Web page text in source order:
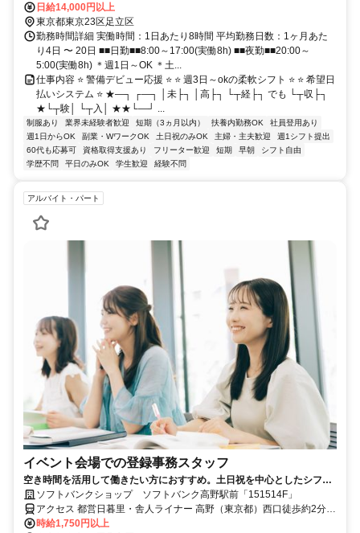
日給14,000円以上
東京都東京23区足立区
勤務時間詳細 実働時間：1日あたり8時間 平均勤務日数：1ヶ月あた
り4日 〜 20日 ■■日勤■■8:00～17:00(実働8h) ■■夜勤■■20:00～
5:00(実働8h) ＊週1日～OK ＊土...
仕事内容 ⭐ 警備デビュー応援 ⭐ ⭐ 週3日～okの柔軟シフト ⭐ ⭐ 希望日
払いシステム ⭐ ★―┐ ┌―┐ │未├┐ │高├┐ └┬経├┐ でも └┬収├┐
★└┬験│ └┬入│ ★★└―┘ ...
制服あり 業界未経験者歓迎 短期（3ヵ月以内） 扶養内勤務OK
社員登用あり
週1日からOK
副業・WワークOK 土日祝のみOK 主婦・主夫歓迎
週1シフト提出
60代も応募可
資格取得支援あり フリーター歓迎 短期 早朝
シフト自由
学歴不問
平日のみOK 学生歓迎 経験不問
アルバイト・パート
イベント会場での登録事務スタッフ
空き時間を活用して働きたい方におすすめ。土日祝を中心としたシフト
のアルバイトです。ライフスタイルに合わせて勤務でき、収入アップも
目指せます。
ソフトバンクショップ ソフトバンク高野駅前「151514F」
アクセス 都営日暮里・舎人ライナー 高野（東京都）西口徒歩約2分、
都営日暮里・舎人ライナー 江北（東京都）西口徒歩約7分、都営日暮
時給1,750円以上